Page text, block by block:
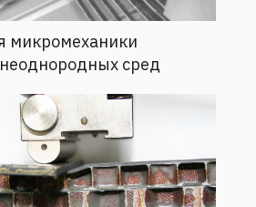
микромеханики
сред